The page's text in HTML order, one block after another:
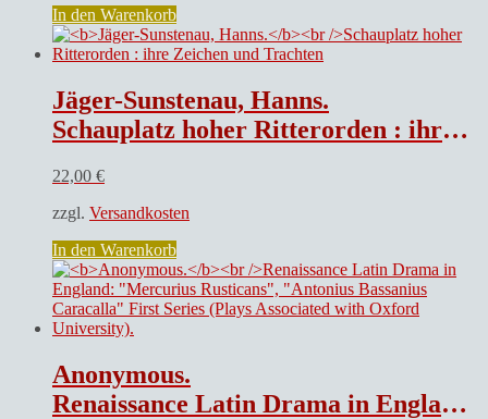
In den Warenkorb
Jäger-Sunstenau, Hanns.
Schauplatz hoher Ritterorden : ihre Zeichen und Trachten
22,00 €
zzgl. Versandkosten
In den Warenkorb
Anonymous.
Renaissance Latin Drama in England: „Mercurius Rusticans“, „Antonius Bassanius Caracalla“ First Series (Plays Associated with Oxford University).